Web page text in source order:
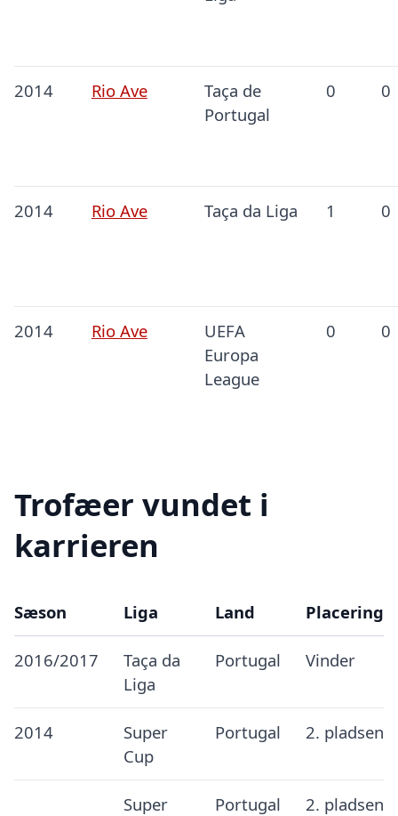
2014 Rio Ave
Taça de
Portugal
0 0
2014 Rio Ave Taça da Liga 1 0
2014 Rio Ave
UEFA
Europa
League
0 0
Trofæer vundet i
karrieren
Sæson Liga Land Placering
2016/2017
Taça da
Liga
Portugal Vinder
2014
Super
Cup
Portugal 2. pladsen
Super
Portugal 2. pladsen